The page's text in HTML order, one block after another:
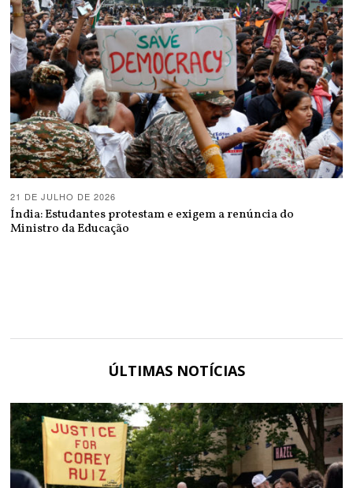
21 DE JULHO DE 2026
Índia: Estudantes protestam e exigem a renúncia do
Ministro da Educação
ÚLTIMAS NOTÍCIAS